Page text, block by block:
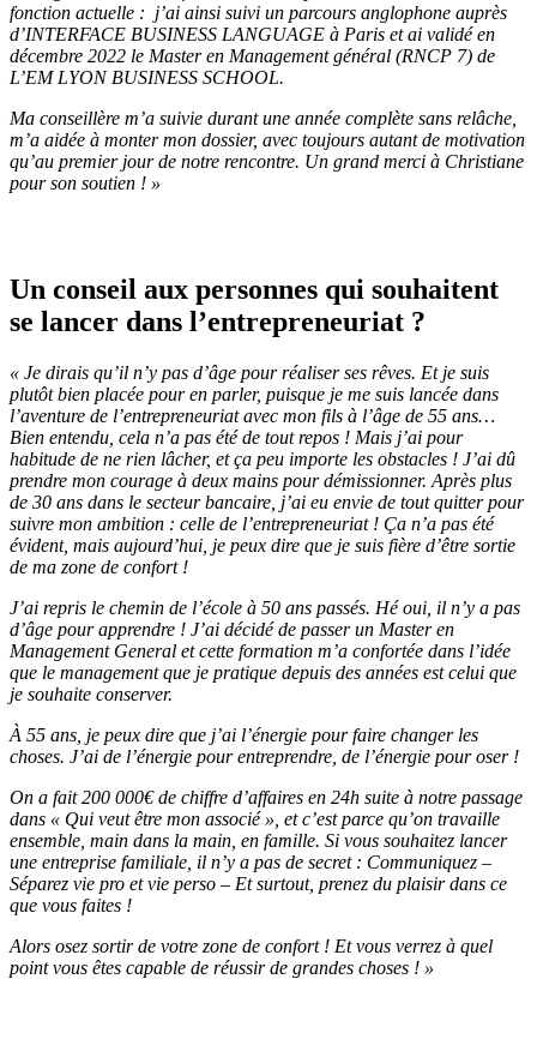
fonction actuelle : j’ai ainsi suivi un parcours anglophone auprès
d’INTERFACE BUSINESS LANGUAGE à Paris et ai validé en
décembre 2022 le Master en Management général (RNCP 7) de
L’EM LYON BUSINESS SCHOOL.
Ma conseillère m’a suivie durant une année complète sans relâche,
m’a aidée à monter mon dossier, avec toujours autant de motivation
qu’au premier jour de notre rencontre. Un grand merci à Christiane
pour son soutien ! »
Un conseil aux personnes qui souhaitent
se lancer dans l’entrepreneuriat ?
« Je dirais qu’il n’y pas d’âge pour réaliser ses rêves. Et je suis
plutôt bien placée pour en parler, puisque je me suis lancée dans
l’aventure de l’entrepreneuriat avec mon fils à l’âge de 55 ans…
Bien entendu, cela n’a pas été de tout repos ! Mais j’ai pour
habitude de ne rien lâcher, et ça peu importe les obstacles ! J’ai dû
prendre mon courage à deux mains pour démissionner. Après plus
de 30 ans dans le secteur bancaire, j’ai eu envie de tout quitter pour
suivre mon ambition : celle de l’entrepreneuriat ! Ça n’a pas été
évident, mais aujourd’hui, je peux dire que je suis fière d’être sortie
de ma zone de confort !
J’ai repris le chemin de l’école à 50 ans passés. Hé oui, il n’y a pas
d’âge pour apprendre ! J’ai décidé de passer un Master en
Management General et cette formation m’a confortée dans l’idée
que le management que je pratique depuis des années est celui que
je souhaite conserver.
À 55 ans, je peux dire que j’ai l’énergie pour faire changer les
choses. J’ai de l’énergie pour entreprendre, de l’énergie pour oser !
On a fait 200 000€ de chiffre d’affaires en 24h suite à notre passage
dans « Qui veut être mon associé », et c’est parce qu’on travaille
ensemble, main dans la main, en famille. Si vous souhaitez lancer
une entreprise familiale, il n’y a pas de secret : Communiquez –
Séparez vie pro et vie perso – Et surtout, prenez du plaisir dans ce
que vous faites !
Alors osez sortir de votre zone de confort ! Et vous verrez à quel
point vous êtes capable de réussir de grandes choses ! »